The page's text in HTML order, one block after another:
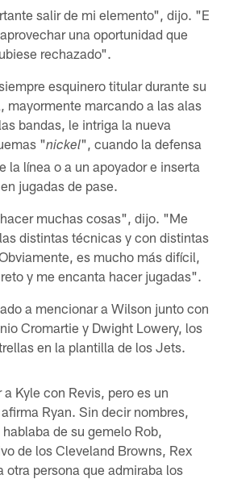
salir de mi elemento", dijo. "E
una oportunidad que
rechazado".
esquinero titular durante su
mayormente marcando a las alas
bandas, le intriga la nueva
"nickel", cuando la defensa
la línea o a un apoyador e inserta
jugadas de pase.
muchas cosas", dijo. "Me
distintas técnicas y con distintas
es mucho más difícil,
y me encanta hacer jugadas".
a mencionar a Wilson junto con
Cromartie y Dwight Lowery, los
en la plantilla de los Jets.
Kyle con Revis, pero es un
Ryan. Sin decir nombres,
de su gemelo Rob,
de los Cleveland Browns, Rex
otra persona que admiraba los